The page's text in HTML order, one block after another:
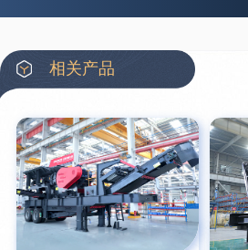
12分钟前 宋先生留言：50吨左右的
16分钟前 柳先生留言：洗石英砂
26分钟前 杨先生留言：建筑垃圾
28分钟前 肖先生留言：时产50吨
31分钟前 马女士留言：我想咨询一
相关产品